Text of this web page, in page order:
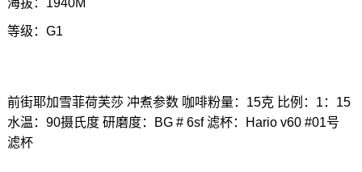
海拔：1940M
等级：G1
前街耶加雪菲荷芙莎 冲煮参数 咖啡粉量：15克 比例：1：15
水温：90摄氏度 研磨度：BG # 6sf 滤杯：Hario v60 #01号
滤杯